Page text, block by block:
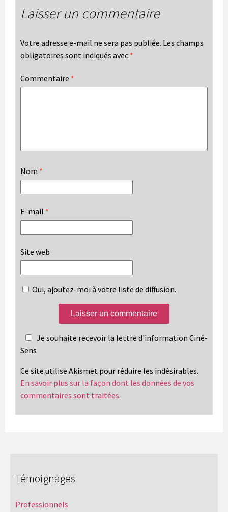
Laisser un commentaire
Votre adresse e-mail ne sera pas publiée. Les champs
obligatoires sont indiqués avec *
Commentaire *
Nom *
E-mail *
Site web
Oui, ajoutez-moi à votre liste de diffusion.
Je souhaite recevoir la lettre d'information Ciné-
Sens
Ce site utilise Akismet pour réduire les indésirables.
En savoir plus sur la façon dont les données de vos
commentaires sont traitées.
Témoignages
Professionnels